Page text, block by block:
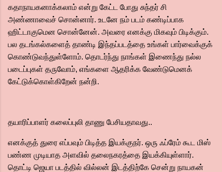
கதாநாயகனாக்கலாம் என்று கேட்ட போது சுந்தர் சி
அண்ணாவைச் சொன்னார். உடனே நம் படம் கண்டிப்பாக
ஹிட்டாகுமென சொன்னேன். அவரை எனக்கு மிகவும் பிடிக்கும்.
பல தடங்கல்களைத் தாண்டி இந்தப்படத்தை உங்கள் பார்வைக்குக்
கொண்டுவந்துள்ளோம். தொடர்ந்து நாங்கள் இணைந்து நல்ல
படைப்புகள் தருவோம், எங்களை ஆதரிக்க வேண்டுமெனக்
கேட்டுக்கொள்கிறேன் நன்றி.
தயாரிப்பாளர் கலைப்புலி தாணு பேசியதாவது..
எனக்குத் துரை எப்பவும் பிடித்த இயக்குநர். ஒரு ஃப்ரேம் கூட மிஸ்
பண்ண முடியாத அளவில் தலைநகரத்தை இயக்கியுள்ளார்.
தொட்டி ஜெயா படத்தில் வில்லன் இடத்திற்கே சென்று நாயகன்